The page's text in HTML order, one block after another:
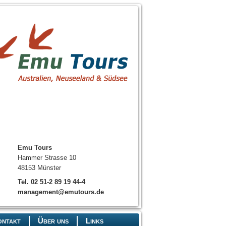
Emu Tours
Hammer Strasse 10
48153 Münster
Tel. 02 51-2 89 19 44-4
management@emutours.de
Über uns Links